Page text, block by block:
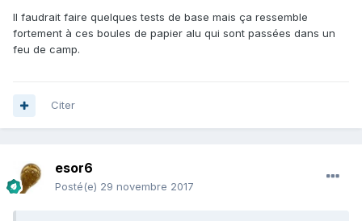
Il faudrait faire quelques tests de base mais ça ressemble
fortement à ces boules de papier alu qui sont passées dans un
feu de camp.
Citer
esor6
Posté(e) 29 novembre 2017